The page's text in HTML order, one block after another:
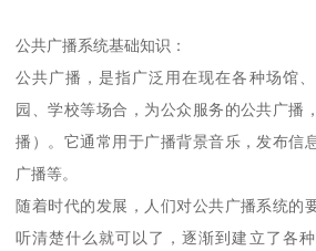
公共广播系统基础知识：
公共广播，是指广泛用在现在各种场馆
园、学校等场合，为公众服务的公共广播
播）。它通常用于广播背景音乐，发布信
广播等。
随着时代的发展，人们对公共广播系统的
听清楚什么就可以了，逐渐到建立了各